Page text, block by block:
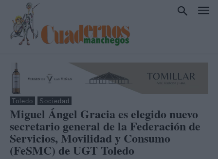
Toledo Sociedad
Miguel Ángel Gracia es elegido nuevo
secretario general de la Federación de
Servicios, Movilidad y Consumo
(FeSMC) de UGT Toledo